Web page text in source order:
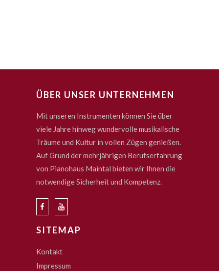
ÜBER UNSER UNTERNEHMEN
Mit unseren Instrumenten können Sie über
viele Jahre hinweg wundervolle musikalische
Träume und Kultur in vollen Zügen genießen.
Auf Grund der mehrjährigen Berufserfahrung
von Pianohaus Maintal bieten wir Ihnen die
notwendige Sicherheit und Kompetenz.
SITEMAP
Kontakt
Impressum